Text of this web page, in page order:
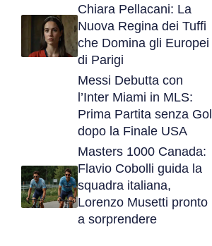
Chiara Pellacani: La
Nuova Regina dei Tuffi
che Domina gli Europei
di Parigi
Messi Debutta con
l’Inter Miami in MLS:
Prima Partita senza Gol
dopo la Finale USA
Masters 1000 Canada:
Flavio Cobolli guida la
squadra italiana,
Lorenzo Musetti pronto
a sorprendere